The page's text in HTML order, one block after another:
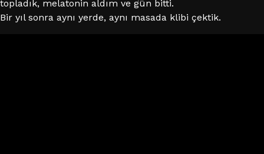
topladık, melatonin aldım ve gün bitti.
Bir yıl sonra aynı yerde, aynı masada klibi çektik.